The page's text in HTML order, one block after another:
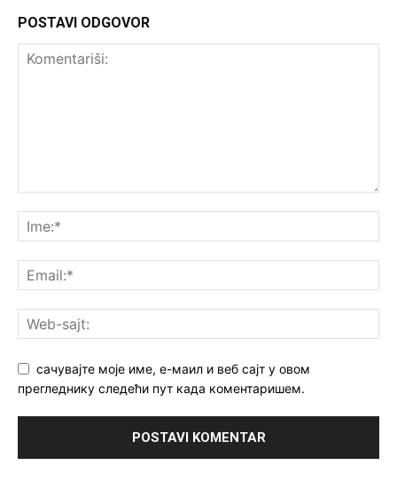
POSTAVI ODGOVOR
сачувајте моје име, е-маил и веб сајт у овом
прегледнику следећи пут када коментаришем.